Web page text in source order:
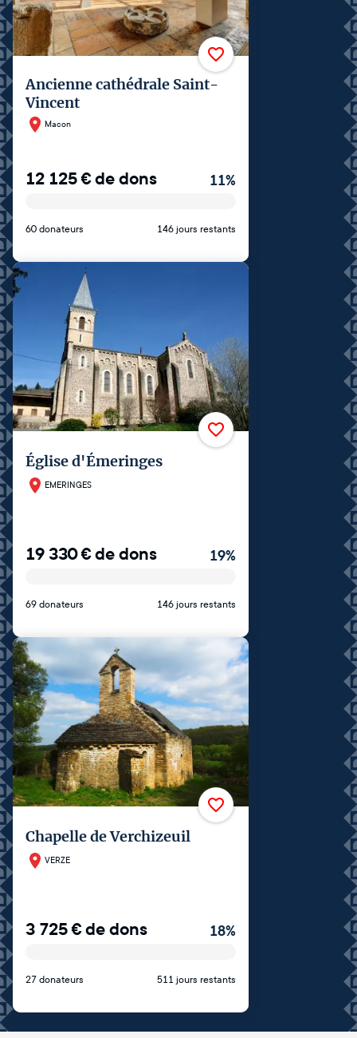
Ancienne cathédrale Saint-
Vincent
Macon
12 125€de dons 11%
60 donateurs 146 jours restants
Église d'Émeringes
EMERINGES
19 330€de dons 19%
69 donateurs 146 jours restants
Chapelle de Verchizeuil
VERZE
3 725€de dons 18%
27 donateurs 511 jours restants